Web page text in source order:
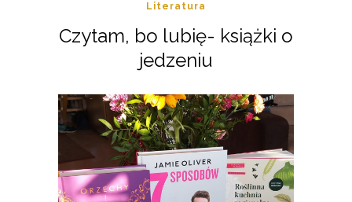
Literatura
Czytam, bo lubię- książki o
jedzeniu